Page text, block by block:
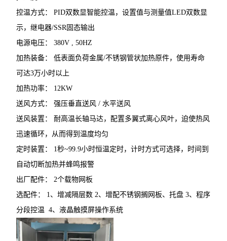
控温方式： PID双数显智能控温，设置值与测量值LED双数显
示，继电器/SSR固态输出
电源电压： 380V , 50HZ
加热装备： 低表面负荷金属/不锈钢管状加热原件，使用寿命
可达3万小时以上
加热功率： 12KW
送风方式： 强压垂直送风 / 水平送风
送风装置： 耐高温长轴马达，配置多翼式离心风叶，迫使热风
迅速循环，从而得到温度均匀
定时装置： 1秒~99.9小时恒温定时，计时方式可选择，时间到
自动切断加热并蜂鸣报警
出厂配件： 2个载物网板
选配件： 1、增减隔层数 2、增配不锈钢搁网板、托盘 3、程序
分段控温 4、液晶触摸屏操作系统